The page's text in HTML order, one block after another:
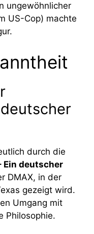
ungewöhnlicher
US-Cop) machte
durch die
Ein deutscher
DMAX, in der
gezeigt wird.
Umgang mit
Philosophie.